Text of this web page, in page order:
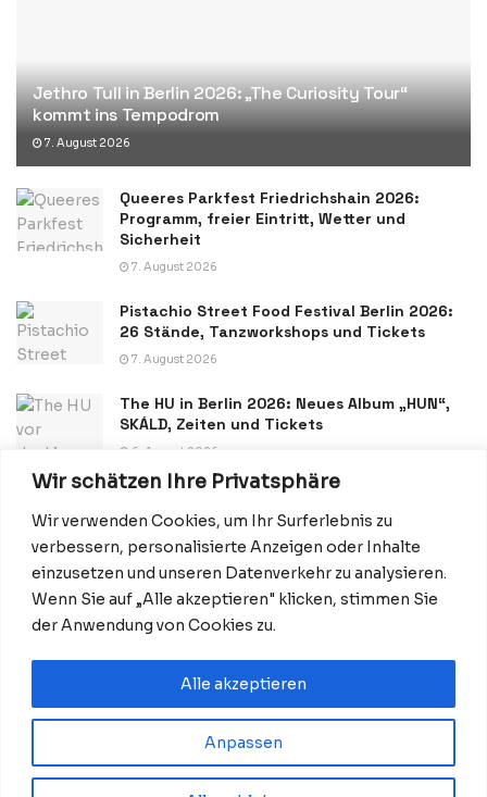
Wir schätzen Ihre Privatsphäre
Wir verwenden Cookies, um Ihr Surferlebnis zu
verbessern, personalisierte Anzeigen oder Inhalte
einzusetzen und unseren Datenverkehr zu analysieren.
Wenn Sie auf „Alle akzeptieren" klicken, stimmen Sie
der Anwendung von Cookies zu.
Anpassen
Alle akzeptieren
Jethro Tull in Berlin 2026: „The Curiosity Tour“
kommt ins Tempodrom
7. August 2026
Queeres Parkfest Friedrichshain 2026:
Programm, freier Eintritt, Wetter und
Sicherheit
7. August 2026
Pistachio Street Food Festival Berlin 2026:
26 Stände, Tanzworkshops und Tickets
7. August 2026
The HU in Berlin 2026: Neues Album „HUN“,
SKÁLD, Zeiten und Tickets
6. August 2026
Datenschutzerklärung Impressum Startseite
© 2026 BerlinMagazine.de